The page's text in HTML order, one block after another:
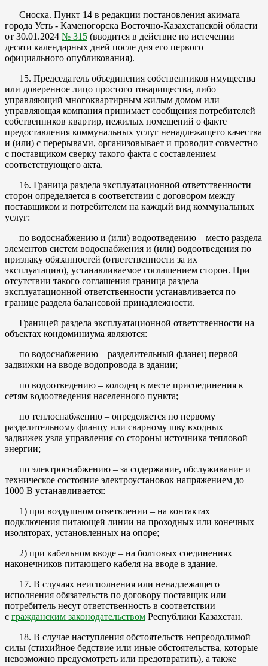
Сноска. Пункт 14 в редакции постановления акимата
города Усть - Каменогорска Восточно-Казахстанской области
от 30.01.2024 № 315 (вводится в действие по истечении
десяти календарных дней после дня его первого
официального опубликования).
15. Председатель объединения собственников имущества
или доверенное лицо простого товарищества, либо
управляющий многоквартирным жилым домом или
управляющая компания принимает сообщения потребителей
собственников квартир, нежилых помещений о факте
предоставления коммунальных услуг ненадлежащего качества
и (или) с перерывами, организовывает и проводит совместно
с поставщиком сверку такого факта с составлением
соответствующего акта.
16. Граница раздела эксплуатационной ответственности
сторон определяется в соответствии с договором между
поставщиком и потребителем на каждый вид коммунальных
услуг:
по водоснабжению и (или) водоотведению – место раздела
элементов систем водоснабжения и (или) водоотведения по
признаку обязанностей (ответственности за их
эксплуатацию), устанавливаемое соглашением сторон. При
отсутствии такого соглашения граница раздела
эксплуатационной ответственности устанавливается по
границе раздела балансовой принадлежности.
Границей раздела эксплуатационной ответственности на
объектах кондоминиума являются:
по водоснабжению – разделительный фланец первой
задвижки на вводе водопровода в здании;
по водоотведению – колодец в месте присоединения к
сетям водоотведения населенного пункта;
по теплоснабжению – определяется по первому
разделительному фланцу или сварному шву входных
задвижек узла управления со стороны источника тепловой
энергии;
по электроснабжению – за содержание, обслуживание и
техническое состояние электроустановок напряжением до
1000 В устанавливается:
1) при воздушном ответвлении – на контактах
подключения питающей линии на проходных или конечных
изоляторах, установленных на опоре;
2) при кабельном вводе – на болтовых соединениях
наконечников питающего кабеля на вводе в здание.
17. В случаях неисполнения или ненадлежащего
исполнения обязательств по договору поставщик или
потребитель несут ответственность в соответствии
с гражданским законодательством Республики Казахстан.
18. В случае наступления обстоятельств непреодолимой
силы (стихийное бедствие или иные обстоятельства, которые
невозможно предусмотреть или предотвратить), а также